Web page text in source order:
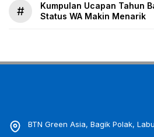
#
Kumpulan Ucapan Tahun
Status WA Makin Menarik
BTN Green Asia, Bagik Polak,